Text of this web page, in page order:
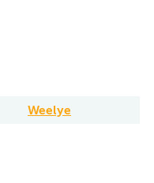
Weelye